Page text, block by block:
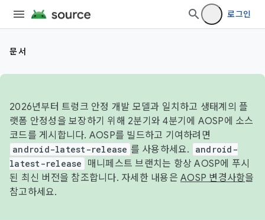
로그인
문서
2026년부터 트렁크 안정 개발 모델과 일치하고 생태계의 플
랫폼 안정성을 보장하기 위해 2분기와 4분기에 AOSP에 소스
코드를 게시합니다. AOSP를 빌드하고 기여하려면
android-latest-release 를 사용하세요.
android-
latest-release
매니페스트 브랜치는 항상 AOSP에 푸시
된 최신 버전을 참조합니다. 자세한 내용은 AOSP 변경사항을
참고하세요.